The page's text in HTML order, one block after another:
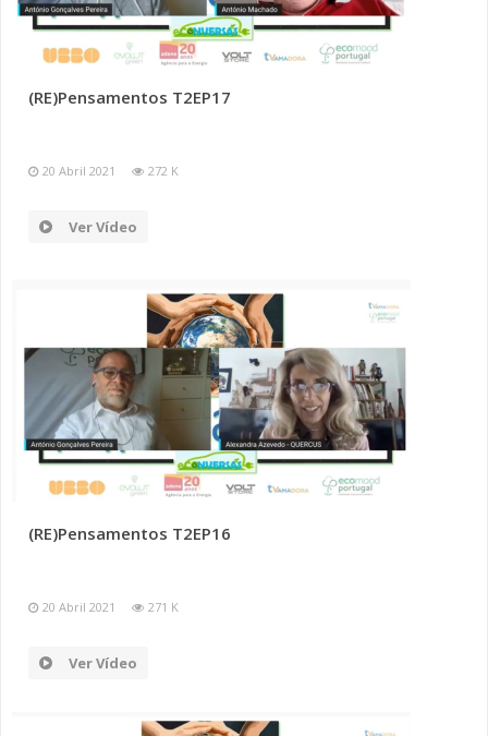
(RE)Pensamentos T2EP17
20 Abril 2021 272 K
Ver Vídeo
(RE)Pensamentos T2EP16
20 Abril 2021 271 K
Ver Vídeo